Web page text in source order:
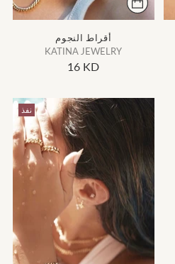
أقراط النجوم
KATINA JEWELRY
16 KD
نفذ